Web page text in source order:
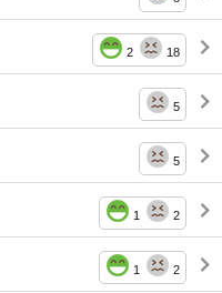
2 18
5
5
1 2
1 2